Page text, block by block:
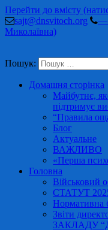
Перейти до вмісту
sajt@dnsvitoch.org
—
Миколаївна)
Пошук:
Домашня сторінка
Майбутнє,
підтримує
“Правила
Блог
Актуальне
ВАЖЛИВО
«Перша
Головна
Військовий
СТАТУТ
Нормативна
Звіти
ЗАКЛАДУ